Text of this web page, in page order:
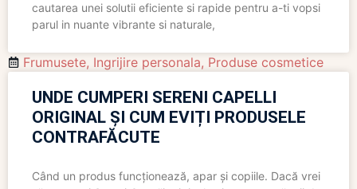
cautarea unei solutii eficiente si rapide pentru a-ti vopsi
parul in nuante vibrante si naturale,
Frumusete, Ingrijire personala, Produse cosmetice
UNDE CUMPERI SERENI CAPELLI
ORIGINAL ȘI CUM EVIȚI PRODUSELE
CONTRAFĂCUTE
Când un produs funcționează, apar și copiile. Dacă vrei